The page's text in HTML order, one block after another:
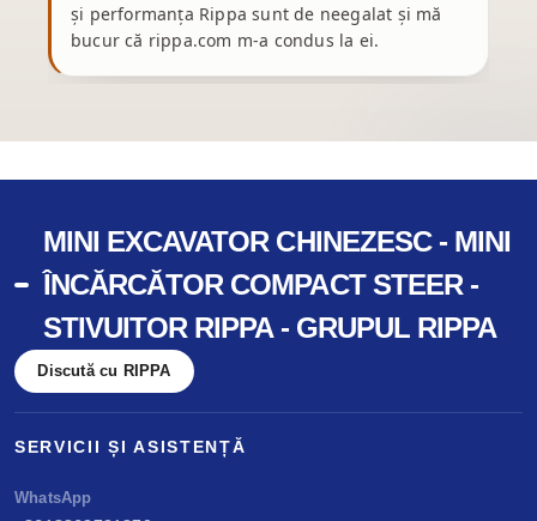
și performanța Rippa sunt de neegalat și mă
bucur că rippa.com m-a condus la ei.
MINI EXCAVATOR CHINEZESC - MINI
ÎNCĂRCĂTOR COMPACT STEER -
STIVUITOR RIPPA - GRUPUL RIPPA
Discută cu RIPPA
SERVICII ȘI ASISTENȚĂ
WhatsApp